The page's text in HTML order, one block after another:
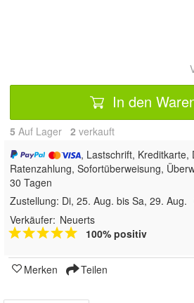
In den
5 Auf Lager 2 verkauft
, Lastschrift, Kreditkarte,
Ratenzahlung, Sofortüberweisung,
30 Tagen
Zustellung: Di, 25. Aug. bis Sa, 29. Aug.
Verkäufer: Neuerts
100% positiv
Merken Teilen